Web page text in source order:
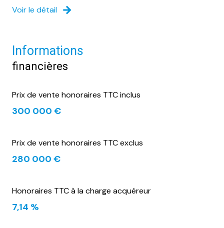
Voir le détail
Informations
financières
Prix de vente honoraires TTC inclus
300 000 €
Prix de vente honoraires TTC exclus
280 000 €
Honoraires TTC à la charge acquéreur
7,14 %